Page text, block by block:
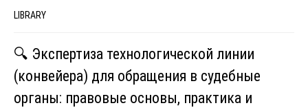
LIBRARY
🔍 Экспертиза технологической линии
(конвейера) для обращения в судебные
органы: правовые основы, практика и